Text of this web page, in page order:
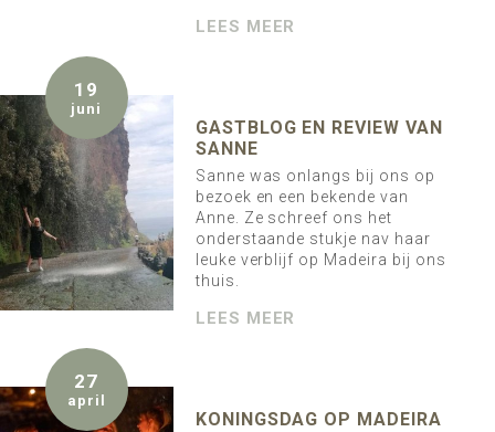
LEES MEER
19
juni
GASTBLOG EN REVIEW VAN
SANNE
Sanne was onlangs bij ons op
bezoek en een bekende van
Anne. Ze schreef ons het
onderstaande stukje nav haar
leuke verblijf op Madeira bij ons
thuis.
LEES MEER
27
april
KONINGSDAG OP MADEIRA